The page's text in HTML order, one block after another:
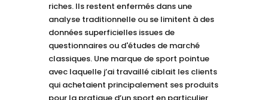
riches. Ils restent enfermés dans une
analyse traditionnelle ou se limitent à des
données superficielles issues de
questionnaires ou d'études de marché
classiques. Une marque de sport pointue
avec laquelle j’ai travaillé ciblait les clients
qui achetaient principalement ses produits